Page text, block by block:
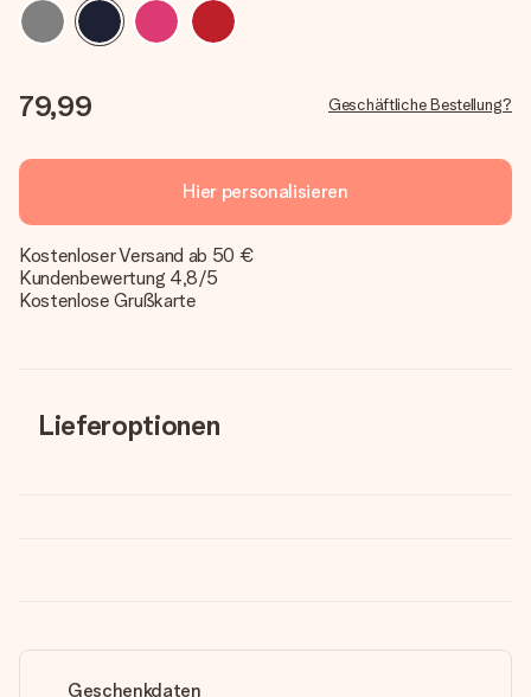
79,99 Geschäftliche Bestellung?
Hier personalisieren
Kostenloser Versand ab 50 €
Kundenbewertung 4,8/5
Kostenlose Grußkarte
Lieferoptionen
Geschenkdaten